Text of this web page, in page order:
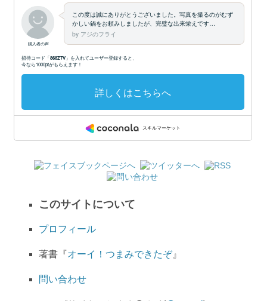
このサイトについて
プロフィール
著書『オーイ！つまみできたぞ』
問い合わせ